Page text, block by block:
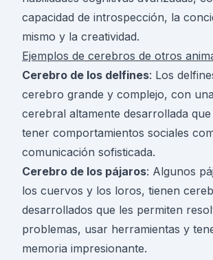
capacidad de introspección, la
mismo y la creatividad.
Ejemplos de cerebros de otros
Cerebro de los delfines: Los
cerebro grande y complejo, con
cerebral altamente desarrollada
tener comportamientos sociales
comunicación sofisticada.
Cerebro de los pájaros: Algunos
los cuervos y los loros, tienen
desarrollados que les permiten
problemas, usar herramientas y
memoria impresionante.